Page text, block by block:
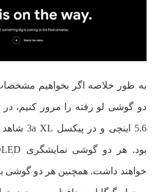
به طور خلاصه اگر بخواهیم